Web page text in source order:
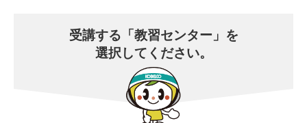
受講する 「教習センター」を
選択してください。